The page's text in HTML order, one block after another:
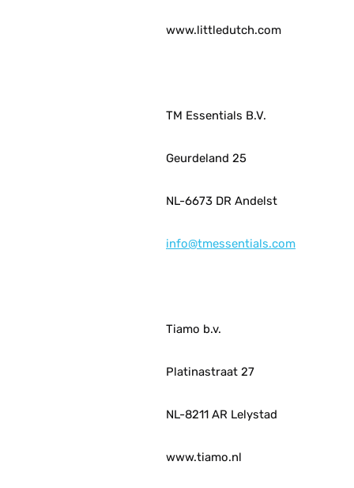
www.littledutch.com
TM Essentials B.V.
Geurdeland 25
NL-6673 DR Andelst
info@tmessentials.com
Tiamo b.v.
Platinastraat 27
NL-8211 AR Lelystad
www.tiamo.nl